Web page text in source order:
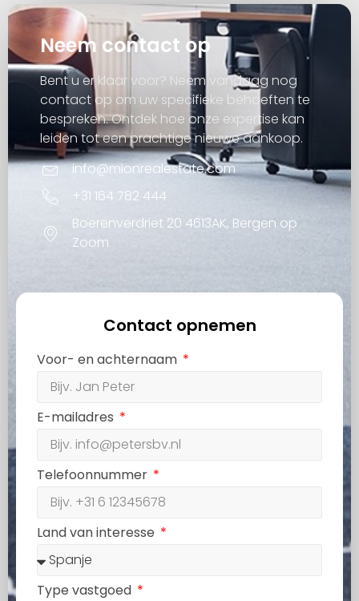
Neem contact op
Bent u er klaar voor? Neem vandaag nog
contact op om uw specifieke behoeften te
bespreken. Ontdek hoe onze expertise kan
leiden tot een prachtige nieuwe aankoop.
info@mionrealestate.com
+31 164 782 444
Boerenverdriet 20 4613AK, Bergen op
Zoom
Contact opnemen
Voor- en achternaam
E-mailadres
Telefoonnummer
Land van interesse
Type vastgoed